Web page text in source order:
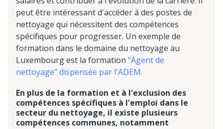
peut être intéressant d'accéder à des postes de
nettoyage qui nécessitent des compétences
spécifiques pour progresser. Un exemple de
formation dans le domaine du nettoyage au
Luxembourg est la formation "Agent de
nettoyage" dispensée par l'ADEM.
En plus de la formation et à l'exclusion des
compétences spécifiques à l'emploi dans le
secteur du nettoyage, il existe plusieurs
compétences communes, notamment